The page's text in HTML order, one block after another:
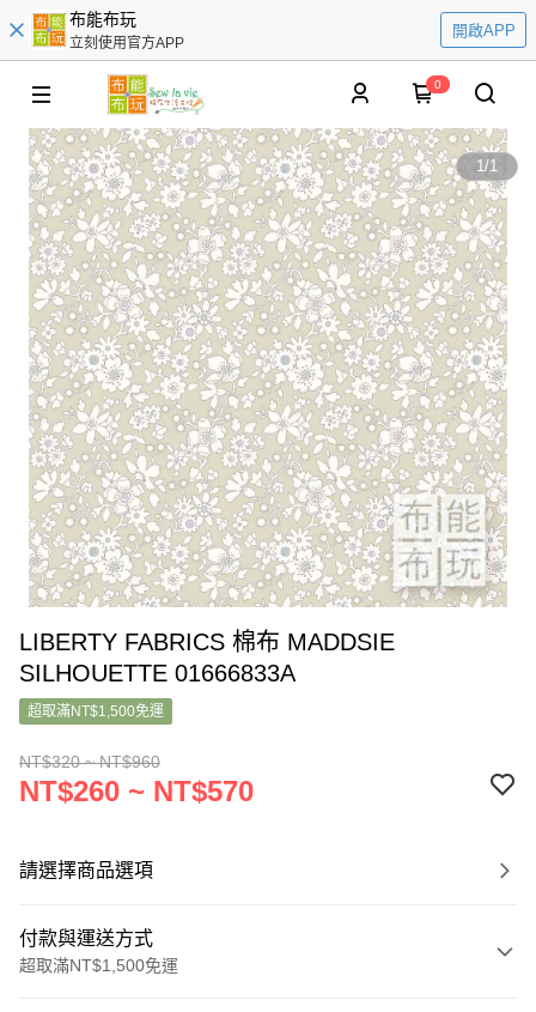
布能布玩
立刻使用官方APP
開啟APP
0
1/1
LIBERTY FABRICS 棉布 MADDSIE
SILHOUETTE 01666833A
超取滿NT$1,500免運
NT$320 ~ NT$960
NT$260 ~ NT$570
請選擇商品選項
付款與運送方式
超取滿NT$1,500免運